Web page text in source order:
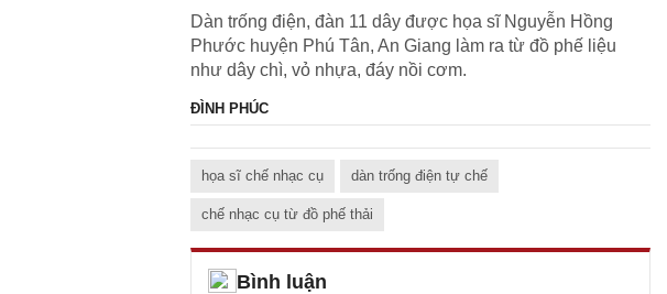
Dàn trống điện, đàn 11 dây được họa sĩ Nguyễn Hồng
Phước huyện Phú Tân, An Giang làm ra từ đồ phế liệu
như dây chì, vỏ nhựa, đáy nồi cơm.
ĐÌNH PHÚC
họa sĩ chế nhạc cụ dàn trống điện tự chế
chế nhạc cụ từ đồ phế thải
Bình luận